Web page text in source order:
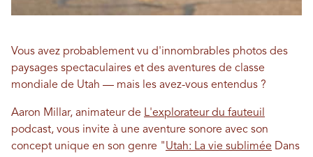
Vous avez probablement vu d'innombrables photos des
paysages spectaculaires et des aventures de classe
mondiale de Utah — mais les avez-vous entendus ?
Aaron Millar, animateur de L'explorateur du fauteuil
podcast, vous invite à une aventure sonore avec son
concept unique en son genre "Utah: La vie sublimée Dans